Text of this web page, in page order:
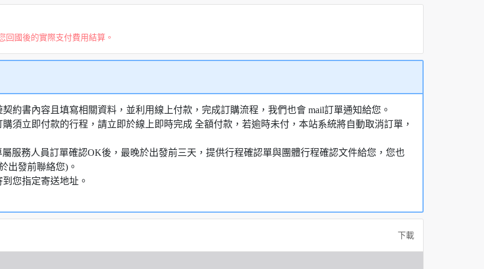
國後的實際支付費用結算。
約書內容且填寫相關資料，並利用線上付款，完成訂購流程，我們也會 mail訂單通知給您。
須立即付款的行程，請立即於線上即時完成 全額付款，若逾時未付，本站系統將自動取消訂單，
服務人員訂單確認OK後，最晚於出發前三天，提供行程確認單與團體行程確認文件給您，您也
出發前聯絡您)。
您指定寄送地址。
下載